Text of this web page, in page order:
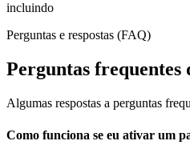
incluindo
Perguntas e respostas (FAQ)
Perguntas frequentes
Algumas respostas a perguntas
Como funciona se eu ativar um